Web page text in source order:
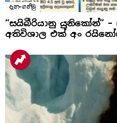
දැන-ගනිමු
“සයිබීරියානු යුනිකෝන්”
අතිවිශාල එක් අං